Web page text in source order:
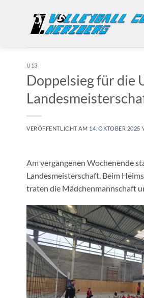
U13
Doppelsieg für die
VERÖFFENTLICHT AM 14. OKTOBER 2025
Am vergangenen Wochenende
Landesmeisterschaft. Beim
traten die Mädchenmannschaft